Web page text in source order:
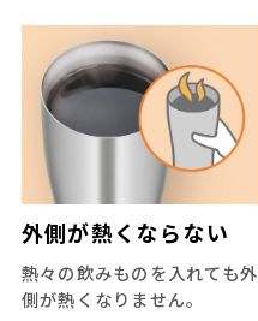
外側が熱くならない
熱々の飲みものを入れても外
側が熱くなりません。